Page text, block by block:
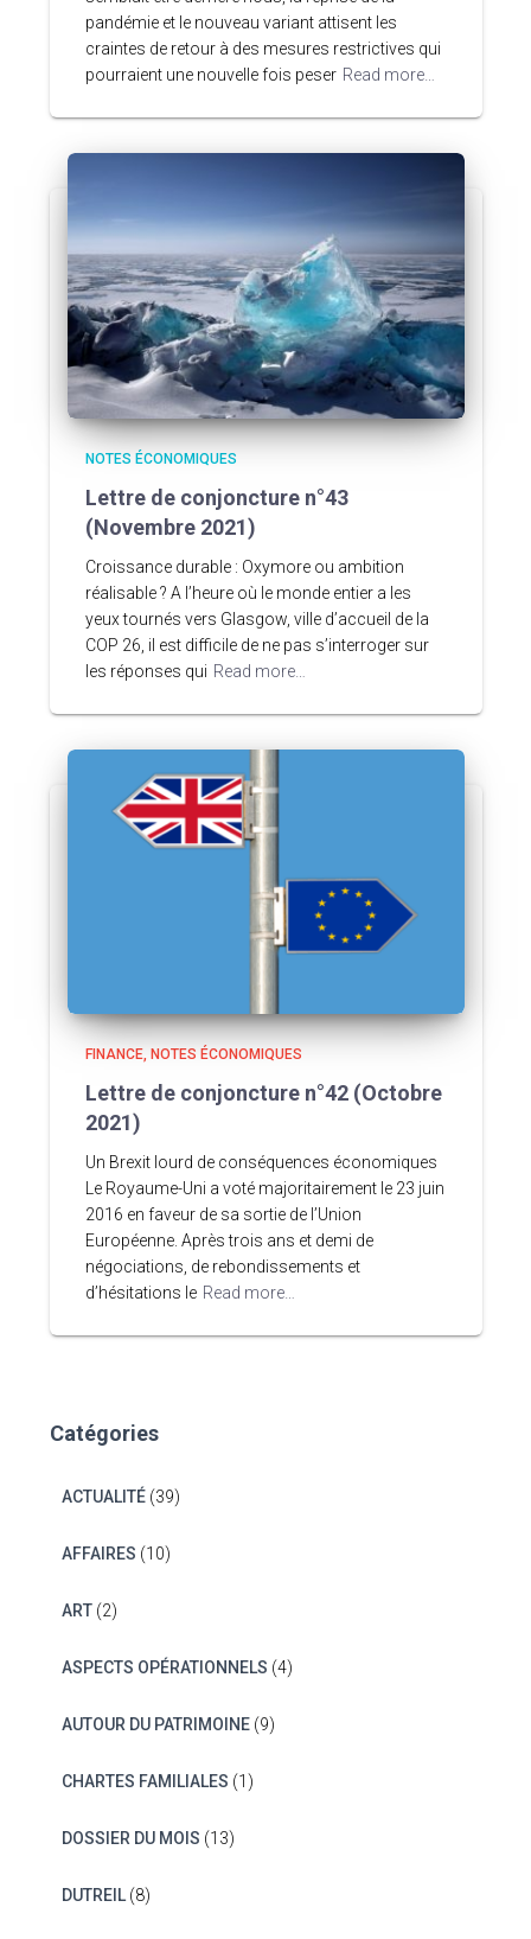
pandémie et le nouveau variant attisent les
craintes de retour à des mesures restrictives qui
pourraient une nouvelle fois peser Read more…
NOTES ÉCONOMIQUES
Lettre de conjoncture n°43
(Novembre 2021)
Croissance durable : Oxymore ou ambition
réalisable ? A l’heure où le monde entier a les
yeux tournés vers Glasgow, ville d’accueil de la
COP 26, il est difficile de ne pas s’interroger sur
les réponses qui Read more…
FINANCE NOTES ÉCONOMIQUES
Lettre de conjoncture n°42 (Octobre
2021)
Un Brexit lourd de conséquences économiques
Le Royaume-Uni a voté majoritairement le 23 juin
2016 en faveur de sa sortie de l’Union
Européenne. Après trois ans et demi de
négociations, de rebondissements et
d’hésitations le Read more…
Catégories
ACTUALITÉ(39)
AFFAIRES (10)
ART(2)
ASPECTS OPÉRATIONNELS (4)
AUTOUR DU PATRIMOINE(9)
CHARTES FAMILIALES (1)
DOSSIER DU MOIS (13)
DUTREIL(8)